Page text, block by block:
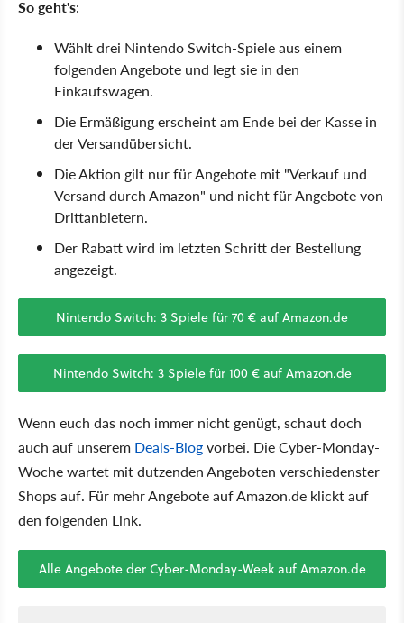
So geht's:
Wählt drei Nintendo Switch-Spiele aus einem
folgenden Angebote und legt sie in den
Einkaufswagen.
Die Ermäßigung erscheint am Ende bei der Kasse in
der Versandübersicht.
Die Aktion gilt nur für Angebote mit "Verkauf und
Versand durch Amazon" und nicht für Angebote von
Drittanbietern.
Der Rabatt wird im letzten Schritt der Bestellung
angezeigt.
Nintendo Switch: 3 Spiele für 70 € auf Amazon.de
Nintendo Switch: 3 Spiele für 100 € auf Amazon.de
Wenn euch das noch immer nicht genügt, schaut doch
auch auf unserem Deals-Blogvorbei. Die Cyber-Monday-
Woche wartet mit dutzenden Angeboten verschiedenster
Shops auf. Für mehr Angebote auf Amazon.de klickt auf
den folgenden Link.
Alle Angebote der Cyber-Monday-Week auf Amazon.de